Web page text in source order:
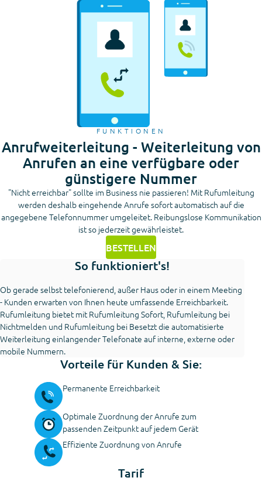
FUNKTIONEN
Anrufweiterleitung - Weiterleitung von
Anrufen an eine verfügbare oder
günstigere Nummer
"Nicht erreichbar" sollte im Business nie passieren! Mit Rufumleitung
werden deshalb eingehende Anrufe sofort automatisch auf die
angegebene Telefonnummer umgeleitet. Reibungslose Kommunikation
ist so jederzeit gewährleistet.
BESTELLEN
So funktioniert's!
Ob gerade selbst telefonierend, außer Haus oder in einem Meeting
- Kunden erwarten von Ihnen heute umfassende Erreichbarkeit.
Rufumleitung bietet mit Rufumleitung Sofort, Rufumleitung bei
Nichtmelden und Rufumleitung bei Besetzt die automatisierte
Weiterleitung einlangender Telefonate auf interne, externe oder
mobile Nummern.
Vorteile für Kunden & Sie:
Permanente Erreichbarkeit
Optimale Zuordnung der Anrufe zum
passenden Zeitpunkt auf jedem Gerät
Effiziente Zuordnung von Anrufe
Tarif